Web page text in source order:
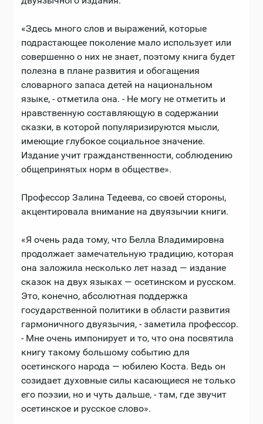
«Здесь много слов и выражений, которые
подрастающее поколение мало использует или
совершенно о них не знает, поэтому книга будет
полезна в плане развития и обогащения
словарного запаса детей на национальном
языке, - отметила она. - Не могу не отметить и
нравственную составляющую в содержании
сказки, в которой популяризируются мысли,
имеющие глубокое социальное значение.
Издание учит гражданственности, соблюдению
общепринятых норм в обществе».
Профессор Залина Тедеева, со своей стороны,
акцентировала внимание на двуязычии книги.
«Я очень рада тому, что Белла Владимировна
продолжает замечательную традицию, которая
она заложила несколько лет назад — издание
сказок на двух языках — осетинском и русском.
Это, конечно, абсолютная поддержка
государственной политики в области развития
гармоничного двуязычия, - заметила профессор.
- Мне очень импонирует и то, что она посвятила
книгу такому большому событию для
осетинского народа — юбилею Коста. Ведь он
созидает духовные силы касающиеся не только
его поэзии, но и чуть дальше, - там, где звучит
осетинское и русское слово».